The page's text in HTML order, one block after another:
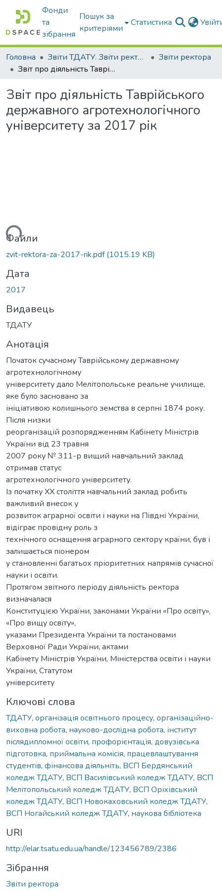
Фонди
та
зібрання
Пошук за
критеріями
Статистика
Головна Звіти ТДАТУ. Звіти ректора ТДАТУ
Звіти ректора
Звіт про діяльність Таврійського державного агротехнологічного університету за 2017 рік
Звіт про діяльність Таврійського
державного агротехнологічного
університету за 2017 рік
Файли
zvit-rektora-za-2017-rik.pdf(1015.19 KB)
Дата
2017
Видавець
ТДАТУ
Анотація
Початок сучасному Таврійському державному
агротехнологічному
університету дало Мелітопольське реальне училище,
яке було засновано за
ініціативою колишнього земства в серпні 1874 року.
Після низки
реорганізацій розпорядженням Кабінету Міністрів
України від 23 травня
2007 року № 311-р вищий навчальний заклад
отримав статус
агротехнологічного університету.
Із початку ХХ століття навчальний заклад робить
важливий внесок у
розвиток аграрної освіти і науки на Півдні України,
відіграє провідну роль з
технічного оснащення аграрного сектору країни, був і
залишається піонером
у становленні багатьох пріоритетних напрямів сучасної
науки і освіти.
Протягом звітного періоду діяльність ректора
визначалася
Конституцією України, законами України «Про освіту»,
«Про вищу освіту»,
указами Президента України та постановами
Верховної Ради України, актами
Кабінету Міністрів України, Міністерства освіти і науки
України, Статутом
університету
Ключові слова
ТДАТУ, організація освітнього процесу, організаційно-
виховна робота, науково-дослідна робота, інститут
післядипломної освіти, профорієнтація, довузівська
підготовка, приймальна комісія, працевлаштування
студентів, фінансова діяльніть, ВСП Бердянський
коледж ТДАТУ, ВСП Василівський коледж ТДАТУ, ВСП
Мелітопольський коледж ТДАТУ, ВСП Оріхівський
коледж ТДАТУ, ВСП Новокаховський коледж ТДАТУ,
ВСП Ногайський коледж ТДАТУ, наукова бібліотека
URI
http://elar.tsatu.edu.ua/handle/123456789/2386
Зібрання
Звіти ректора